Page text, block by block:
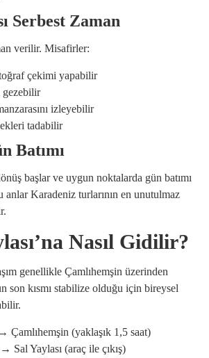
Serbest Zaman
verilir. Misafirler:
çekimi yapabilir
izleyebilir
tadabilir
Batımı
başlar ve uygun noktalarda gün batımı
anlar Karadeniz turlarının en unutulmaz
Nasıl Gidilir?
genellikle Çamlıhemşin üzerinden
son kısmı stabilize olduğu için bireysel
Çamlıhemşin (yaklaşık 1,5 saat)
Sal Yaylası (araç ile çıkış)